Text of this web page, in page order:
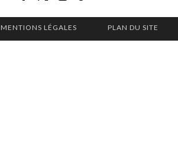
MENTIONS LÉGALES PLAN DU SITE